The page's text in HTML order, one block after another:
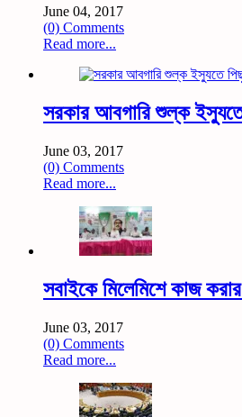
June 04, 2017
(0) Comments
Read more...
সরকার আবগারি শুল্ক
June 03, 2017
(0) Comments
Read more...
সবাইকে মিলেমিশে কাজ
June 03, 2017
(0) Comments
Read more...